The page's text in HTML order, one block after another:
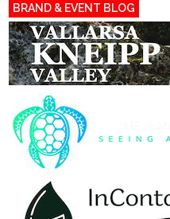
BRAND & EVENT BLOG